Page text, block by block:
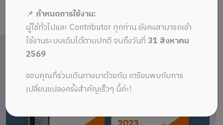
📌กำหนดการใช้งาน:
ผู้ใช้ทั่วไปและ Contributor ทุกท่าน ยังคงสามารถเข้า
ใช้งานระบบเดิมได้ตามปกติ จนถึงวันที่ 31 สิงหาคม
2569
ขอบคุณที่ร่วมเดินทางมาด้วยกัน เตรียมพบกับการ
เปลี่ยนแปลงครั้งสำคัญเร็วๆ นี้ค่ะ!